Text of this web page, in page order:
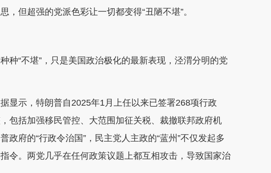
但超强的党派色彩让一切都变得“丑陋不堪”。
种“不堪”，只是美国政治极化的最新表现，泾渭分明的党
显示，特朗普自2025年1月上任以来已签署268项行政
包括加强移民管控、大范围加征关税、裁撤联邦政府机
政府的“行政令治国”，民主党人主政的“蓝州”不仅发起多
令。两党几乎在任何政策议题上都互相攻击，导致国家治